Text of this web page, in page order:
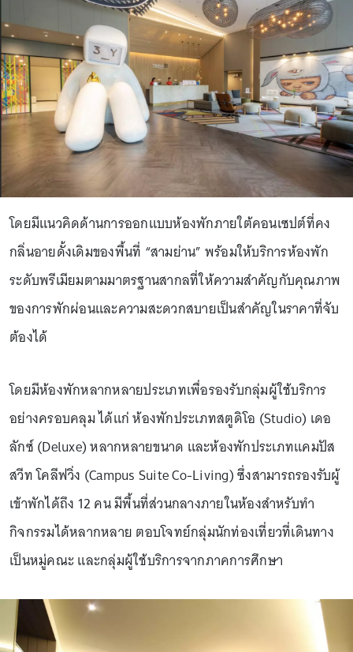
โดยมีแนวคิดด้านการออกแบบห้องพักภายใต้คอนเซปต์ที่คง
กลิ่นอายดั้งเดิมของพื้นที่ “สามย่าน” พร้อมให้บริการห้องพัก
ระดับพรีเมียมตามมาตรฐานสากลที่ให้ความสำคัญกับคุณภาพ
ของการพักผ่อนและความสะดวกสบายเป็นสำคัญในราคาที่จับ
ต้องได้
โดยมีห้องพักหลากหลายประเภทเพื่อรองรับกลุ่มผู้ใช้บริการ
อย่างครอบคลุม ได้แก่ ห้องพักประเภทสตูดิโอ (Studio) เดอ
ลักซ์ (Deluxe) หลากหลายขนาด และห้องพักประเภทแคมปัส
สวีท โคลีฟวิ่ง (Campus Suite Co-Living) ซึ่งสามารถรองรับผู้
เข้าพักได้ถึง 12 คน มีพื้นที่ส่วนกลางภายในห้องสำหรับทำ
กิจกรรมได้หลากหลาย ตอบโจทย์กลุ่มนักท่องเที่ยวที่เดินทาง
เป็นหมู่คณะ และกลุ่มผู้ใช้บริการจากภาคการศึกษา